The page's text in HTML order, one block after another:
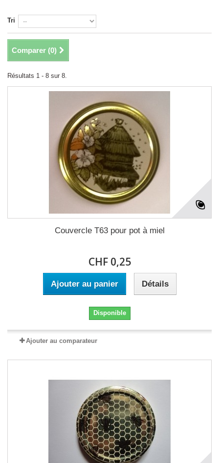
Tri
Comparer (0)
Résultats 1 - 8 sur 8.
Couvercle T63 pour pot à miel
CHF 0,25
Ajouter au panier Détails
Disponible
Ajouter au comparateur